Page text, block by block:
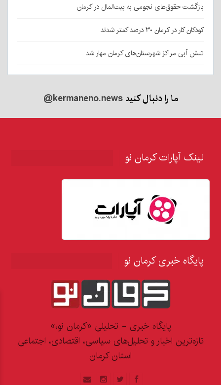
بازگشت حقوق‌های نجومی به بیت‌المال در کرمان
کودکان کار در کرمان ۳۰ درصد کمتر شدند
تنش آبی مراکز شهرستان‌های کرمان مهار شد
ما را دنبال کنید@kermaneno.news
لینک آپارات کرمان نو
پایگاه خبری کرمان نو
پایگاه خبری - تحلیلی «کرمان نو،»
تازه‌ترین اخبار و تحلیل‌های سیاسی، اقتصادی، اجتماعی
استان کرمان